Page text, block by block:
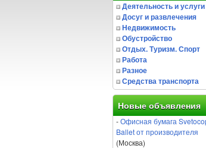
Деятельность и услуги
Досуг и развлечения
Недвижимость
Обустройство
Отдых. Туризм. Спорт
Работа
Разное
Средства транспорта
Новые объявления
-Офисная бумага
Ballet от производителя
(Москва)